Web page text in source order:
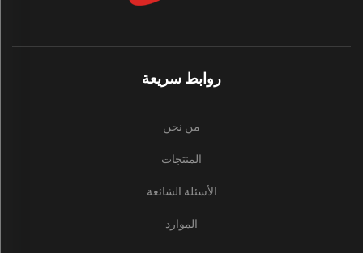
روابط سريعة
من نحن
المنتجات
الأسئلة الشائعة
الموارد